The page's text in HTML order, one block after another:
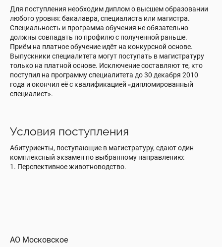
Для поступления необходим диплом о высшем образовании
любого уровня: бакалавра, специалиста или магистра.
Специальность и программа обучения не обязательно
должны совпадать по профилю с полученной раньше.
Приём на платное обучение идёт на конкурсной основе.
Выпускники специалитета могут поступать в магистратуру
только на платной основе. Исключение составляют те, кто
поступил на программу специалитета до 30 декабря 2010
года и окончил её с квалификацией «дипломированный
специалист».
Условия поступления
Абитуриенты, поступающие в магистратуру, сдают один
комплексный экзамен по выбранному направлению:
1. Перспективное животноводство.
ООО «Рота-Агро»